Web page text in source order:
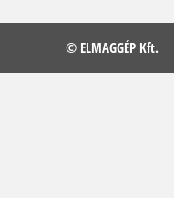
© ELMAGGÉP Kft.